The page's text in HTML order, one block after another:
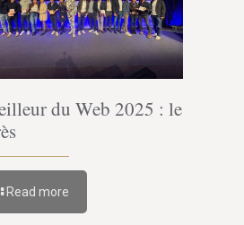
du Web 2025 : le
Read more